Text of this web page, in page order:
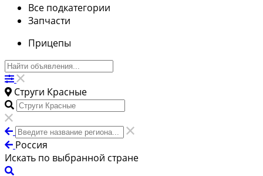
Все подкатегории
Запчасти
Прицепы
Струги Красные
Россия
Искать по выбранной стране